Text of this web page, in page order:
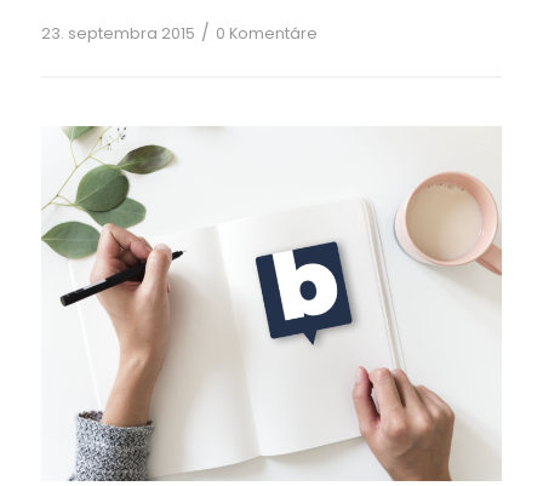
múru a to len preto, lebo mu to určite poradili
jeho „verní“, ktorí chcú aby sa za každú cenu
23. septembra 2015 / 0 Komentáre